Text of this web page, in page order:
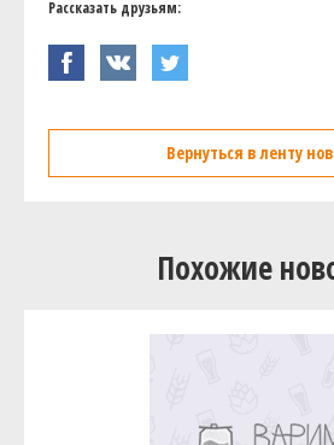
Рассказать друзьям:
Вернуться в ленту
Похожие